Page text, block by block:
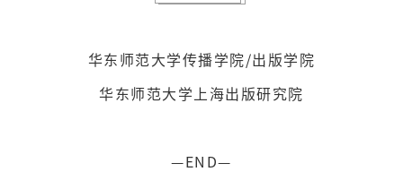
华东师范大学传播学院/出版学院
华东师范大学上海出版研究院
—END—